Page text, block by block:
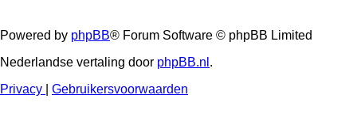
Powered by phpBB® Forum Software © phpBB Limited
Nederlandse vertaling door phpBB.nl .
Privacy
Gebruikersvoorwaarden